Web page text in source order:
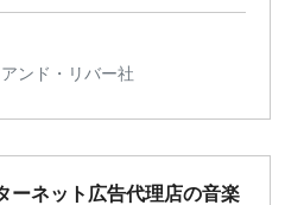
ンド・リバー社
ーネット広告代理店の音楽